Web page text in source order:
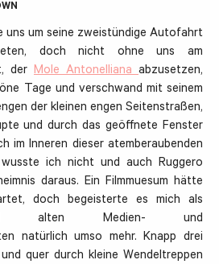
uns um seine zweistündige Autofahrt
doch nicht ohne uns am
der Mole Antonellianaabzusetzen,
Tage und verschwand mit seinem
der kleinen engen Seitenstraßen,
und durch das geöffnete Fenster
im Inneren dieser atemberaubenden
ich nicht und auch Ruggero
daraus. Ein Filmmuesum hätte
doch begeisterte es mich als
alten Medien- und
natürlich umso mehr. Knapp drei
quer durch kleine Wendeltreppen